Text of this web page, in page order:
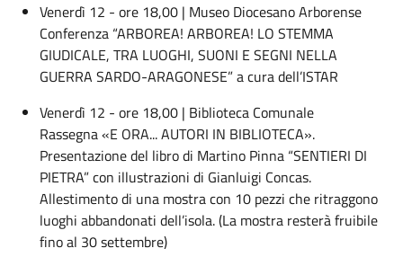
Venerdì 12 - ore 18,00 | Museo Diocesano Arborense
Conferenza “ARBOREA! ARBOREA! LO STEMMA
GIUDICALE, TRA LUOGHI, SUONI E SEGNI NELLA
GUERRA SARDO-ARAGONESE” a cura dell’ISTAR
Venerdì 12 - ore 18,00 | Biblioteca Comunale
Rassegna «E ORA... AUTORI IN BIBLIOTECA».
Presentazione del libro di Martino Pinna “SENTIERI DI
PIETRA” con illustrazioni di Gianluigi Concas.
Allestimento di una mostra con 10 pezzi che ritraggono
luoghi abbandonati dell’isola. (La mostra resterà fruibile
fino al 30 settembre)